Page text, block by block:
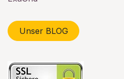
Unser BLOG